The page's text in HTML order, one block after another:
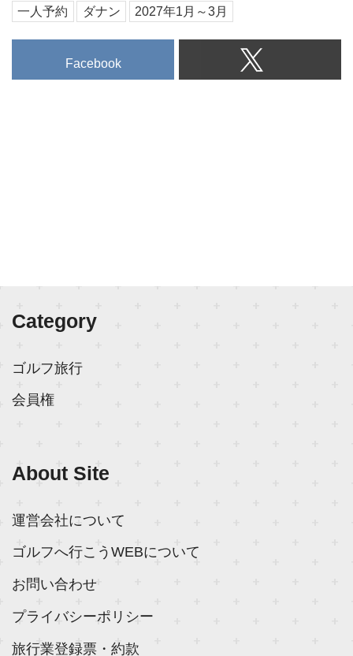
近郊に誕生した統合型リゾート
「ホイアナ リゾート＆ゴルフ」
だ。約985ヘクタール、東京ドー
ム約207個分の広大な敷地に、4
つの宿泊施設とレストラン、カジ
一人予約
ダナン 2027年1月～3月
Facebook
Category
ゴルフ旅行
会員権
About Site
運営会社について
ゴルフへ行こうWEBについて
お問い合わせ
プライバシーポリシー
旅行業登録票・約款